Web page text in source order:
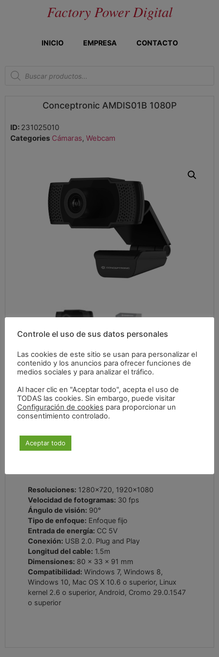
Factory Power Digital
INICIO EMPRESA CONTACTO
Conceptronic AMDIS01B 1080P
ID: 231025010
Categories Cámaras, Webcam
38,25€
IVA incluido
Resoluciones: 1280×720, 1920×1080
Velocidad de fotogramas: 30 fps
Ángulo de visión: 90°
Tipo de enfoque: Enfoque fijo
Entrada de energía: CC 5V
Conexión: USB 2.0. Plug and Play
Longitud del cable: 1.5m
Dimensiones: 80 x 33 x 91 mm
Compatibilidad: Windows 7, Windows 8,
Windows 10, Mac OS X 10.6 o superior, Linux
kernel 2.6 o superior, Android, Cromo 29.0.1547
o superior
Controle el uso de sus datos personales
Las cookies de este sitio se usan para personalizar el
contenido y los anuncios para ofrecer funciones de
medios sociales y para analizar el tráfico.
Al hacer clic en "Aceptar todo", acepta el uso de
TODAS las cookies. Sin embargo, puede visitar
Configuración de cookies para proporcionar un
consentimiento controlado.
Aceptar todo